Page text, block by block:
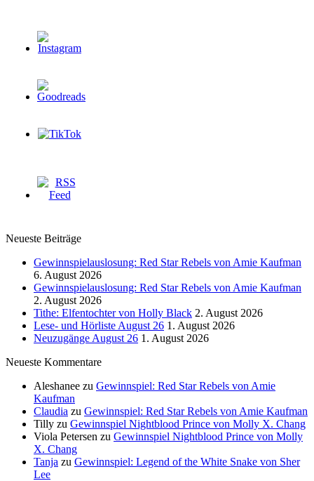
Neueste Beiträge
Gewinnspielauslosung: Red Star Rebels von Amie Kaufman
6. August 2026
Gewinnspielauslosung: Red Star Rebels von Amie Kaufman
2. August 2026
Tithe: Elfentochter von Holly Black 2. August 2026
Lese- und Hörliste August 26 1. August 2026
Neuzugänge August 26 1. August 2026
Neueste Kommentare
Aleshanee zu Gewinnspiel: Red Star Rebels von Amie
Kaufman
Claudia zu Gewinnspiel: Red Star Rebels von Amie Kaufman
Tilly zu Gewinnspiel Nightblood Prince von Molly X. Chang
Viola Petersen zu Gewinnspiel Nightblood Prince von Molly
X. Chang
Tanja zu Gewinnspiel: Legend of the White Snake von Sher
Lee